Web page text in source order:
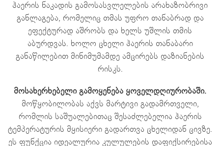
ჰაერის ნაკადის გამოსასვლელების არახაზობრივი
განლაგება, რომელიც თმას უფრო თანაბრად და
ეფექტურად აშრობს და ხელს უშლის თმის
აბურდვას. ხოლო ცხელი ჰაერის თანაბარი
განაწილებით მინიმუმამდე ამცირებს დაზიანების
რისკს.
მოსახერხებელი გამოყენება ყოველდღიურობაში.
მოწყობილობას აქვს მარტივი გადამრთველი,
რომლის საშუალებითაც შესაძლებელია ჰაერის
ტემპერატურის მყისიერი გადართვა ცხელიდან ცივზე.
ეს ფუნქცია იდეალურია კულულების დაფიქსირებისა